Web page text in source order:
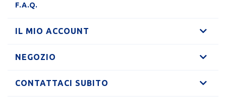
F.A.Q.
IL MIO ACCOUNT
NEGOZIO
CONTATTACI SUBITO